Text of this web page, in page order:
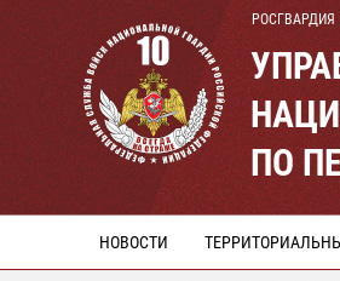
РОСГВАРДИЯ
ПО
НОВОСТИ